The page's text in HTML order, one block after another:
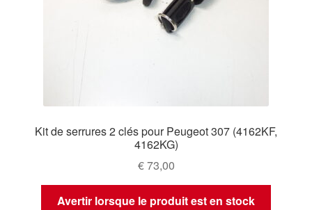
Kit de serrures 2 clés pour Peugeot 307 (4162KF,
4162KG)
€73,00
Avertir lorsque le produit est en stock